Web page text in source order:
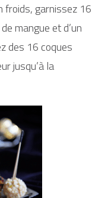
froids, garnissez 16
mangue et d’un
des 16 coques
jusqu’à la